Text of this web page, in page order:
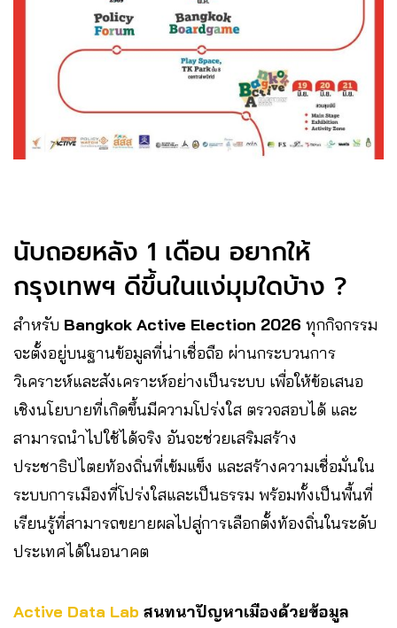
นับถอยหลัง 1 เดือน อยากให้
กรุงเทพฯ ดีขึ้นในแง่มุมใดบ้าง ?
สำหรับ Bangkok Active Election 2026 ทุกกิจกรรม
จะตั้งอยู่บนฐานข้อมูลที่น่าเชื่อถือ ผ่านกระบวนการ
วิเคราะห์และสังเคราะห์อย่างเป็นระบบ เพื่อให้ข้อเสนอ
เชิงนโยบายที่เกิดขึ้นมีความโปร่งใส ตรวจสอบได้ และ
สามารถนำไปใช้ได้จริง อันจะช่วยเสริมสร้าง
ประชาธิปไตยท้องถิ่นที่เข้มแข็ง และสร้างความเชื่อมั่นใน
ระบบการเมืองที่โปร่งใสและเป็นธรรม พร้อมทั้งเป็นพื้นที่
เรียนรู้ที่สามารถขยายผลไปสู่การเลือกตั้งท้องถิ่นในระดับ
ประเทศได้ในอนาคต
Active Data Lab สนทนาปัญหาเมืองด้วยข้อมูล